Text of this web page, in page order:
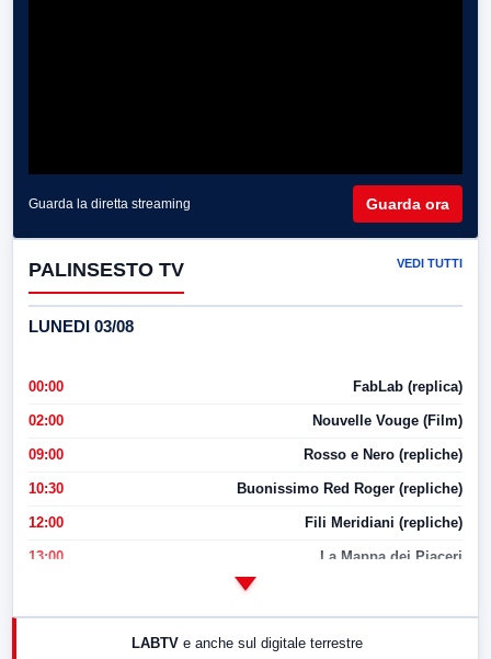
Guarda la diretta streaming Guarda ora
PALINSESTO TV VEDI TUTTI
LUNEDI 03/08
00:00 FabLab (replica)
02:00 Nouvelle Vouge (Film)
09:00 Rosso e Nero (repliche)
10:30 Buonissimo Red Roger (repliche)
12:00 Fili Meridiani (repliche)
13:00 La Mappa dei Piaceri
17:00 LabNews (replica)
LABTV e anche sul digitale terrestre